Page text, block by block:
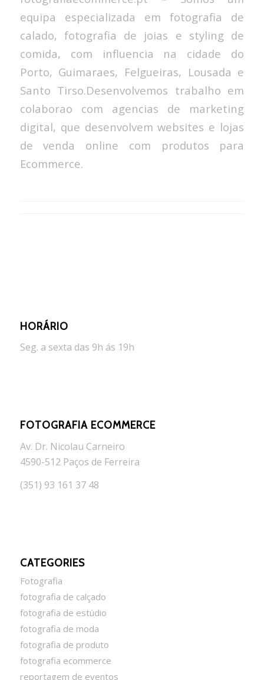
equipa especializada em fotografia de
calado, fotografia de joias e styling de
comida, com influencia na cidade do
Porto, Guimaraes, Felgueiras, Lousada e
Santo Tirso.Desenvolvemos trabalho em
colaborao com agencias de marketing
digital, que desenvolvem websites e lojas
de venda online com produtos para
Ecommerce.
HORÁRIO
Seg. a sexta das 9h ás 19h
FOTOGRAFIA ECOMMERCE
Av. Dr. Nicolau Carneiro
4590-512 Paços de Ferreira
(351) 93 161 37 48
CATEGORIES
Fotografia
fotografia de calçado
fotografia de estúdio
fotografia de moda
fotografia de produto
fotografia ecommerce
reportagem de eventos